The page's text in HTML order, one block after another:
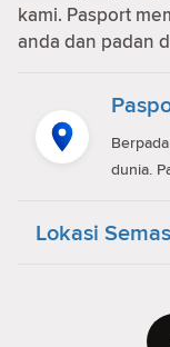
kami. Pasport
anda dan padan
dunia.
Lokasi